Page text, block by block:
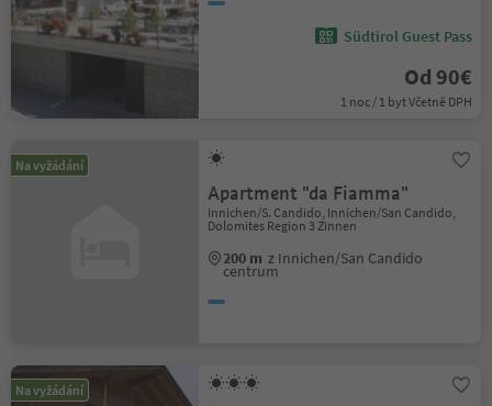
Südtirol Guest Pass
Od 90€
1 noc / 1 byt Včetně DPH
Na vyžádání
Apartment "da Fiamma"
Innichen/S. Candido, Innichen/San Candido,
Dolomites Region 3 Zinnen
200 m z Innichen/San Candido
centrum
Na vyžádání